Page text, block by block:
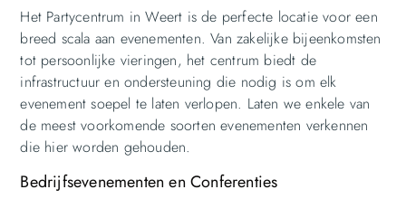
Het Partycentrum in Weert is de perfecte locatie voor een
breed scala aan evenementen. Van zakelijke bijeenkomsten
tot persoonlijke vieringen, het centrum biedt de
infrastructuur en ondersteuning die nodig is om elk
evenement soepel te laten verlopen. Laten we enkele van
de meest voorkomende soorten evenementen verkennen
die hier worden gehouden.
Bedrijfsevenementen en Conferenties